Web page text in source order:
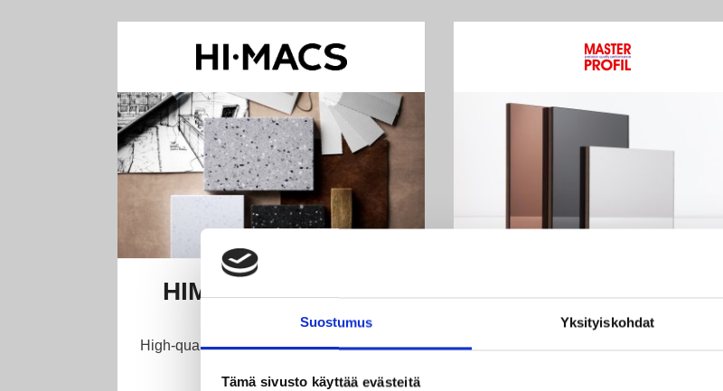
Suostumus Yksityiskohdat
Tämä sivusto käyttää evästeitä
HIMACS selection
High-quality solid surface. More than 100
MDF Acrylic mirror
boards